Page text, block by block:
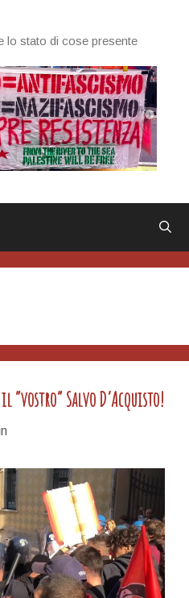
lo stato di cose presente
Salvo D’Acquisto!